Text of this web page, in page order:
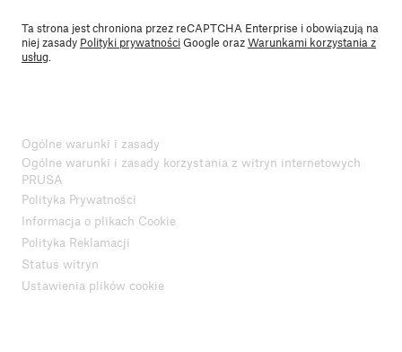
Ta strona jest chroniona przez reCAPTCHA Enterprise i obowiązują na
niej zasady Polityki prywatnościGoogle orazWarunkami korzystania z
usług.
Ogólne warunki i zasady
Ogólne warunki i zasady korzystania z witryn internetowych
PRUSA
Polityka Prywatności
Informacja o plikach Cookie
Polityka Reklamacji
Status witryn
Ustawienia plików cookie